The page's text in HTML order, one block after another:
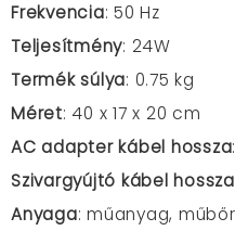
Frekvencia: 50 Hz
Teljesítmény: 24W
Termék súlya: 0.75 kg
Méret: 40 x 17 x 20 cm
AC adapter kábel hossza
Szivargyújtó kábel hossza
Anyaga: műanyag,